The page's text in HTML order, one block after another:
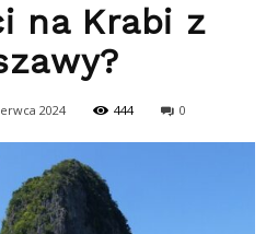
na Krabi z
2024 444 0